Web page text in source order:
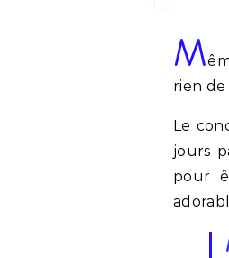
M
rien de
Le
jours
pour